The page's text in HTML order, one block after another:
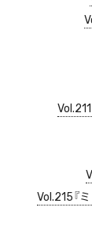
Vol.215『